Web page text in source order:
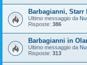
Barbagianni, Starr
Ultimo messaggio da
Risposte: 386
Barbagianni in
Ultimo messaggio da
Risposte: 313